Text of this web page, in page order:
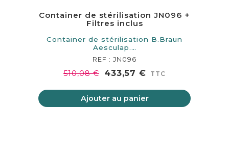
Container de stérilisation JN096 +
Filtres inclus
Container de stérilisation B.Braun
Aesculap.…
REF : JN096
510,08 € 433,57 € TTC
Ajouter au panier